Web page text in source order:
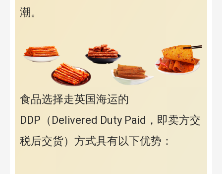
潮。
食品选择走英国海运的
DDP（Delivered Duty Paid，即卖方交
税后交货）方式具有以下优势：